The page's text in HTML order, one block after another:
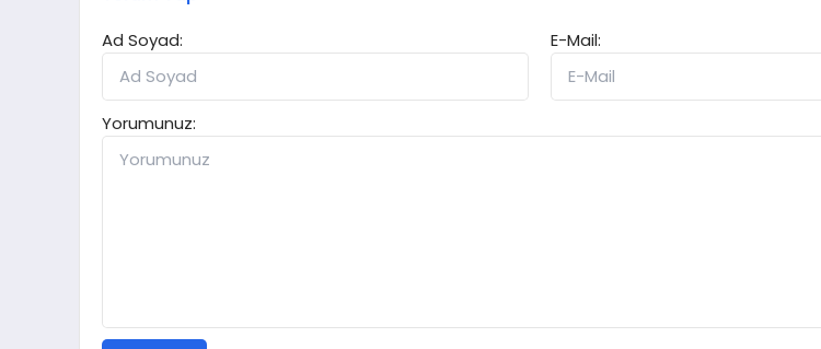
Ad Soyad:
E-Mail:
Yorumunuz: